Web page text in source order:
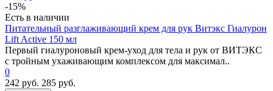
-15%
Есть в наличии
Питательный разглаживающий крем для рук Витэкс Гиалурон
Lift Active 150 мл
Первый гиалуроновый крем-уход для тела и рук от ВИТЭКС
с тройным ухаживающим комплексом для максимал..
0
242 руб. 285 руб.